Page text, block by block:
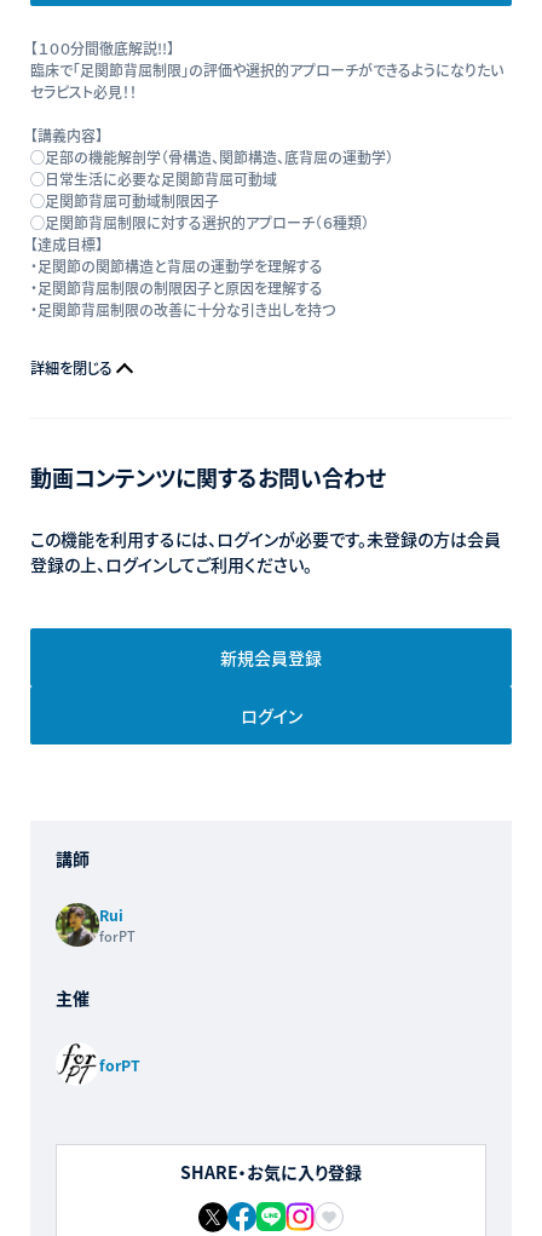
【１００分間徹底解説!!】
臨床で「足関節背屈制限」の評価や選択的アプローチができるようになりたい
セラピスト必見！！
【講義内容】
◯足部の機能解剖学（骨構造、関節構造、底背屈の運動学）
◯日常生活に必要な足関節背屈可動域
◯足関節背屈可動域制限因子
◯足関節背屈制限に対する選択的アプローチ（６種類）
【達成目標】
・足関節の関節構造と背屈の運動学を理解する
・足関節背屈制限の制限因子と原因を理解する
・足関節背屈制限の改善に十分な引き出しを持つ
詳細を閉じる
動画コンテンツに関するお問い合わせ
この機能を利用するには、ログインが必要です。未登録の方は会員
登録の上、ログインしてご利用ください。
新規会員登録
ログイン
講師
Rui
forPT
主催
forPT
SHARE・お気に入り登録